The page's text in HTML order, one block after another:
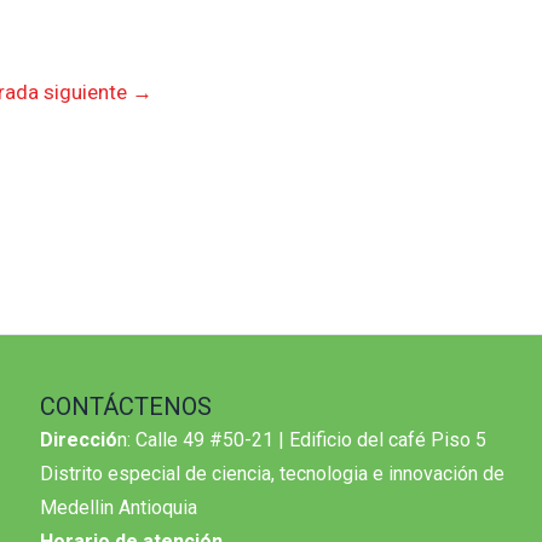
siguiente →
CONTÁCTENOS
Dirección: Calle 49 #50-21 | Edificio del café Piso 5
Distrito especial de ciencia, tecnologia e innovación de
Medellin Antioquia